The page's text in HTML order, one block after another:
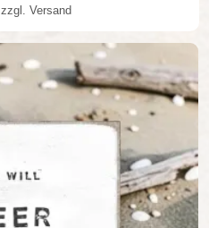
zzgl. Versand